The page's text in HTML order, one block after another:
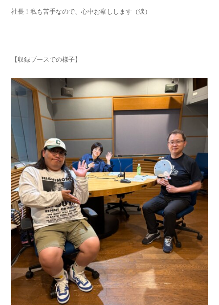
社長！私も苦手なので、心中お察しします（涙）
【収録ブースでの様子】